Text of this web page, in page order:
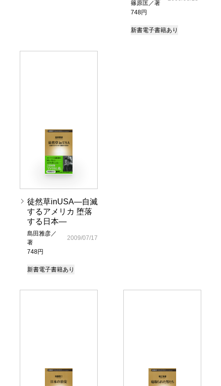
篠原匡／著
748円
新書電子書籍あり
徒然草inUSA―自滅
するアメリカ 堕落
する日本―
島田雅彦／
著
748円
2009/07/17
新書電子書籍あり